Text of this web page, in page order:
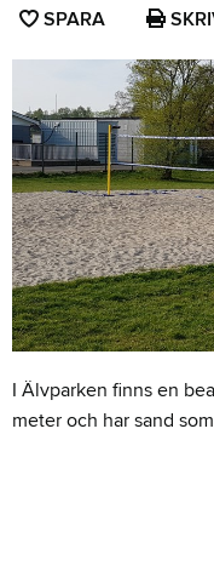
SPARA SPARA
SOM
FAVORIT
I Älvparken finns en
meter och har sand